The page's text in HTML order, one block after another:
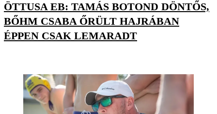
ÖTTUSA EB: TAMÁS BOTOND DÖNTŐS,
BŐHM CSABA ŐRÜLT HAJRÁBAN
ÉPPEN CSAK LEMARADT